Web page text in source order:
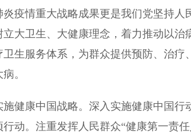
疫情重大战略成果更是我们党坚持
大卫生、大健康理念，着力推动以
生服务体系，为群众提供预防、治
。
康中国战略。深入实施健康中国行
行动。注重发挥人民群众“健康第一责